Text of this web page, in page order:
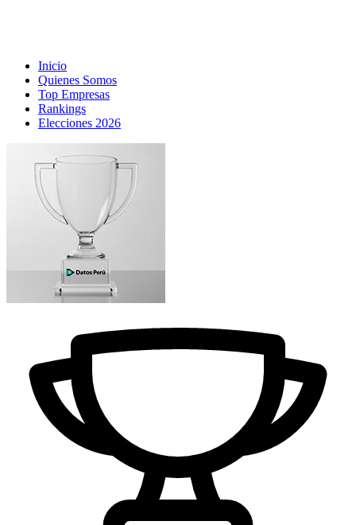
Inicio
Quienes Somos
Top Empresas
Rankings
Elecciones 2026